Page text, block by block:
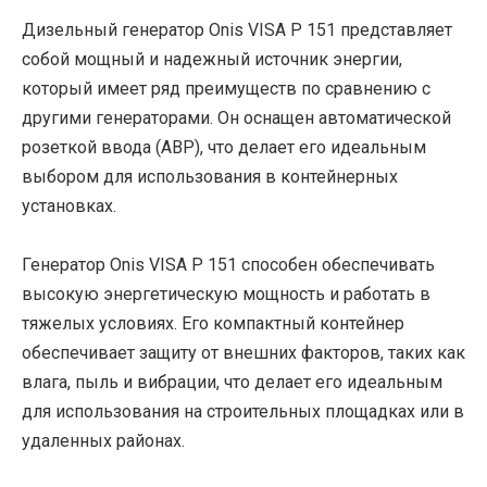
Дизельный генератор Onis VISA P 151 представляет
собой мощный и надежный источник энергии,
который имеет ряд преимуществ по сравнению с
другими генераторами. Он оснащен автоматической
розеткой ввода (АВР), что делает его идеальным
выбором для использования в контейнерных
установках.
Генератор Onis VISA P 151 способен обеспечивать
высокую энергетическую мощность и работать в
тяжелых условиях. Его компактный контейнер
обеспечивает защиту от внешних факторов, таких как
влага, пыль и вибрации, что делает его идеальным
для использования на строительных площадках или в
удаленных районах.